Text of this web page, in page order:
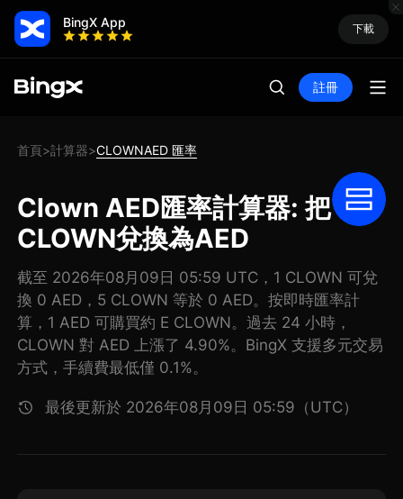
BingX App 下載
註冊
首頁>計算器>CLOWNAED 匯率
Clown AED匯率計算器: 把
CLOWN兌換為AED
截至 2026年08月09日 05:59 UTC，1 CLOWN 可兌
換 0 AED，5 CLOWN 等於 0 AED。按即時匯率計
算，1 AED 可購買約 E CLOWN。過去 24 小時，
CLOWN 對 AED 上漲了 4.90%。BingX 支援多元交易
方式，手續費最低僅 0.1%。
最後更新於 2026年08月09日 05:59（UTC）